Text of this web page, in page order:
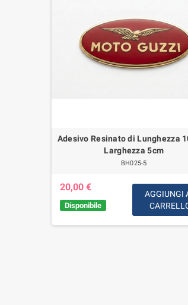
Adesivo Resinato di Lunghezza
Larghezza 5cm
BH025-5
20,00 €
Disponibile
AGGIUNGI